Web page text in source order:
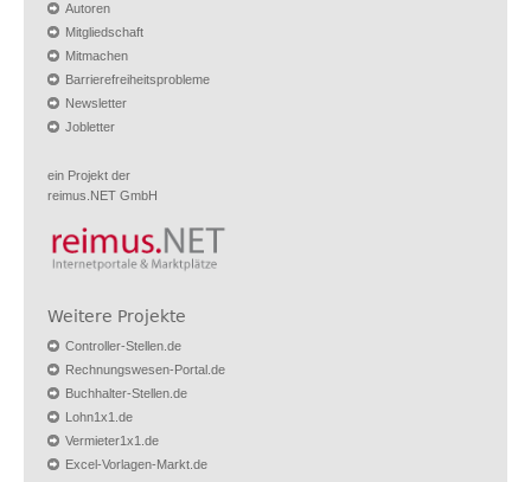
Autoren
Mitgliedschaft
Mitmachen
Barrierefreiheitsprobleme
Newsletter
Jobletter
ein Projekt der
reimus.NET GmbH
Weitere Projekte
Controller-Stellen.de
Rechnungswesen-Portal.de
Buchhalter-Stellen.de
Lohn1x1.de
Vermieter1x1.de
Excel-Vorlagen-Markt.de